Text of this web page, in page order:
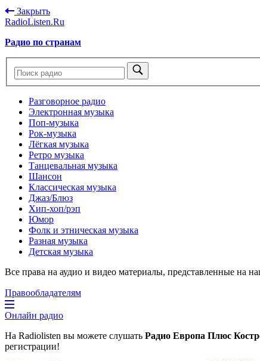
Закрыть
RadioListen.Ru
Радио по странам
Разговорное радио
Электронная музыка
Поп-музыка
Рок-музыка
Лёгкая музыка
Ретро музыка
Танцевальная музыка
Шансон
Классическая музыка
Джаз/Блюз
Хип-хоп/рэп
Юмор
Фолк и этническая музыка
Разная музыка
Детская музыка
Все права на аудио и видео материалы, представленные на
Правообладателям
Онлайн радио
На Radiolisten вы можете слушать Радио Европа Плюс
регистрации!